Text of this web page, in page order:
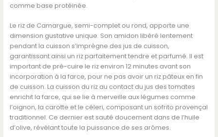
comme base protéinée.
Le riz de Camargue, semi-complet ou rond, apporte une
dimension gustative unique. Son amidon libéré lentement
pendant la cuisson s’imprègne des jus de cuisson,
garantissant ainsi un riz parfaitement tendre et parfumé. Il est
important de pré-cuire le riz environ 12 minutes avant son
incorporation à la farce, pour ne pas avoir un riz pâteux en fin
de cuisson. La cuisson du riz au contact du jus des tomates
enrichit la farce, qui se lie à merveille aux légumes comme
l’oignon, la carotte et le céleri, composant un sofrito provençal
traditionnel. Ce dernier est sauté doucement dans de l’huile
d’olive, révélant toute la puissance de ses arômes.